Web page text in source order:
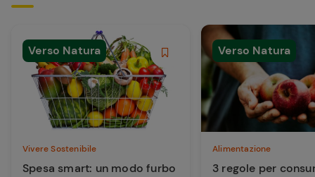
Verso Natura
Vivere Sostenibile
Spesa smart: un modo furbo
Verso Natura
Alimentazione
3 regole per